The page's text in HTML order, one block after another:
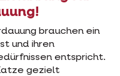
brauchen ein
und ihren
entspricht.
gezielt